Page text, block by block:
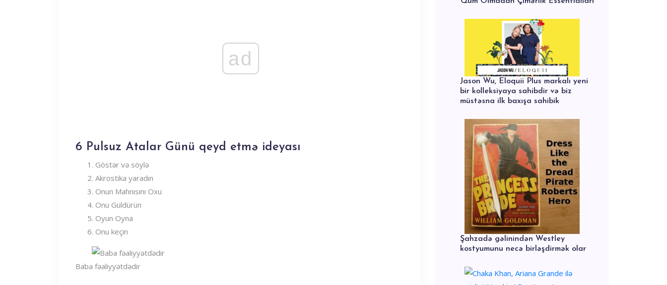
ad
6 Pulsuz Atalar Günü qeyd etmə ideyası
Göstər və söylə
Akrostika yaradın
Onun Mahnısını Oxu
Onu Güldürün
Oyun Oyna
Onu keçin
Baba fəaliyyətdədir
Jason Wu, Eloquii Plus markalı yeni
bir kolleksiyaya sahibdir və biz
müstəsna ilk baxışa sahibik
Şahzadə gəlinindən Westley
kostyumunu necə birləşdirmək olar